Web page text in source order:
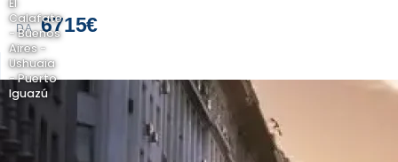
DA 6715€
El
Calafate
- Buenos
Aires -
Ushuaia
- Puerto
Iguazú